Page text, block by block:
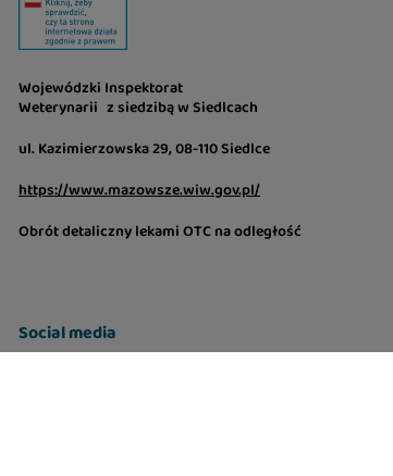
Wojewódzki Inspektorat
Weterynarii z siedzibą w Siedlcach
ul. Kazimierzowska 29, 08-110 Siedlce
https://www.mazowsze.wiw.gov.pl/
Obrót detaliczny lekami OTC na odległość
Social media